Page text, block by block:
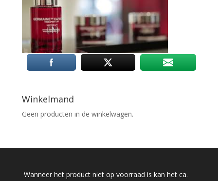
Winkelmand
Geen producten in de winkelwagen.
Wanneer het product niet op voorraad is kan het ca.